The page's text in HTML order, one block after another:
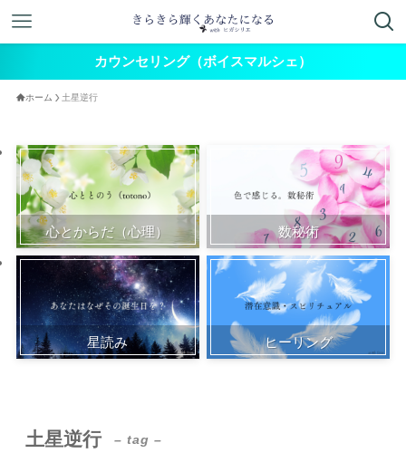
カウンセリング（ボイスマルシェ）
ホーム 土星逆行
心とからだ（心理） 数秘術
星読み ヒーリング
土星逆行 – tag –